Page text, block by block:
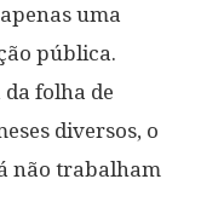
uma
pública.
da folha de
diversos, o
não trabalham